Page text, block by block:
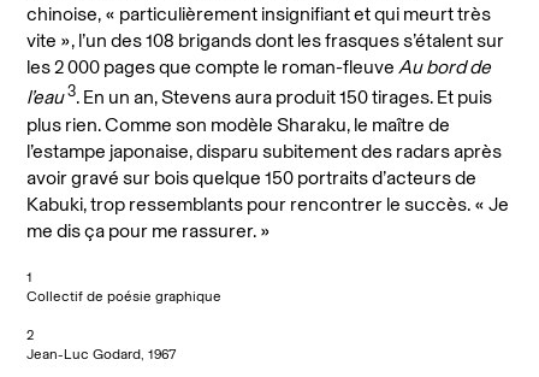
chinoise, « particulièrement insignifiant et qui meurt très
vite », l’un des 108 brigands dont les frasques s’étalent sur
les 2 000 pages que compte le roman-fleuveAu bord de
l’eau3. En un an, Stevens aura produit 150 tirages. Et puis
plus rien. Comme son modèle Sharaku, le maître de
l’estampe japonaise, disparu subitement des radars après
avoir gravé sur bois quelque 150 portraits d’acteurs de
Kabuki, trop ressemblants pour rencontrer le succès. « Je
me dis ça pour me rassurer. »
1
Collectif de poésie graphique
2
Jean-Luc Godard, 1967